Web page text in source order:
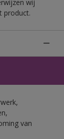
wij
product.
van